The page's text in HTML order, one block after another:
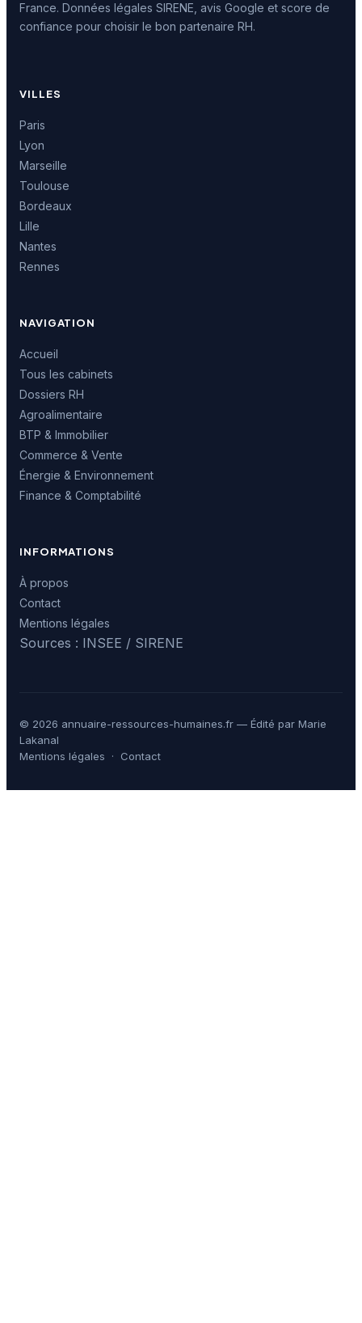
France. Données légales SIRENE, avis Google et score de
confiance pour choisir le bon partenaire RH.
VILLES
Paris
Lyon
Marseille
Toulouse
Bordeaux
Lille
Nantes
Rennes
NAVIGATION
Accueil
Tous les cabinets
Dossiers RH
Agroalimentaire
BTP & Immobilier
Commerce & Vente
Énergie & Environnement
Finance & Comptabilité
INFORMATIONS
À propos
Contact
Mentions légales
Sources : INSEE / SIRENE
© 2026 annuaire-ressources-humaines.fr — Édité par Marie
Lakanal
Mentions légales · Contact